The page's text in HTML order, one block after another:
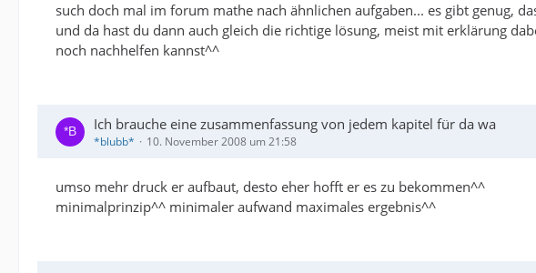
such doch mal im forum mathe nach ähnlichen aufgaben... es gibt genug,
und da hast du dann auch gleich die richtige lösung, meist mit erklärung
noch nachhelfen kannst^^
Ich brauche eine zusammenfassung von jedem kapitel für da wa
*blubb* 10. November 2008 um 21:58
umso mehr druck er aufbaut, desto eher hofft er es zu bekommen^^
minimalprinzip^^ minimaler aufwand maximales ergebnis^^